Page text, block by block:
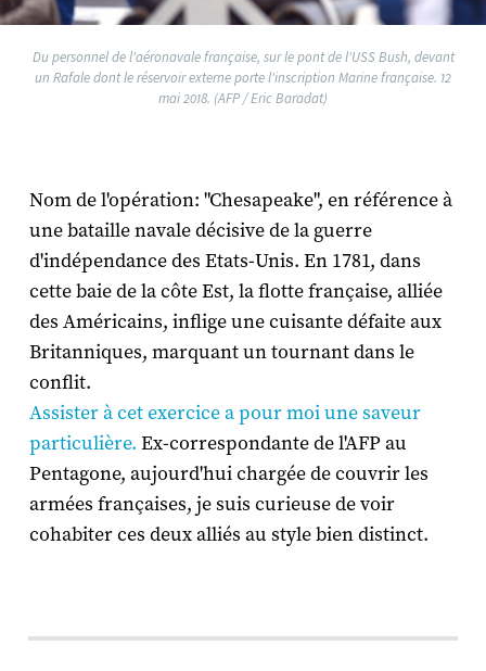
Du personnel de l'aéronavale française, sur le pont de l'USS Bush, devant
un Rafale dont le réservoir externe porte l'inscription Marine française. 12
mai 2018. (AFP / Eric Baradat)
Nom de l'opération: "Chesapeake", en référence à
une bataille navale décisive de la guerre
d'indépendance des Etats-Unis. En 1781, dans
cette baie de la côte Est, la flotte française, alliée
des Américains, inflige une cuisante défaite aux
Britanniques, marquant un tournant dans le
conflit.
Assister à cet exercice a pour moi une saveur
particulière. Ex-correspondante de l'AFP au
Pentagone, aujourd'hui chargée de couvrir les
armées françaises, je suis curieuse de voir
cohabiter ces deux alliés au style bien distinct.